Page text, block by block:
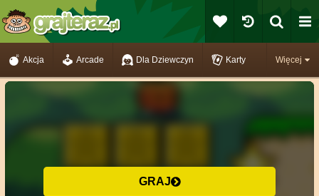
Więcej
Akcja Arcade Dla Dziewczyn Karty
GRAJ